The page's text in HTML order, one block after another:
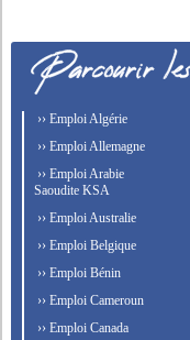
›› Emploi Algérie
›› Emploi Allemagne
›› Emploi Arabie
Saoudite KSA
›› Emploi Australie
›› Emploi Belgique
›› Emploi Bénin
›› Emploi Cameroun
›› Emploi Canada